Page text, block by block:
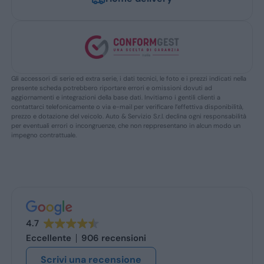
Gli accessori di serie ed extra serie, i dati tecnici, le foto e i prezzi indicati nella
presente scheda potrebbero riportare errori e omissioni dovuti ad
aggiornamenti e integrazioni della base dati. Invitiamo i gentili clienti a
contattarci telefonicamente o via e-mail per verificare l’effettiva disponibilità,
prezzo e dotazione del veicolo. Auto & Servizio S.r.l. declina ogni responsabilità
per eventuali errori o incongruenze, che non reppresentano in alcun modo un
impegno contrattuale.
4.7
Eccellente
906 recensioni
Scrivi una recensione